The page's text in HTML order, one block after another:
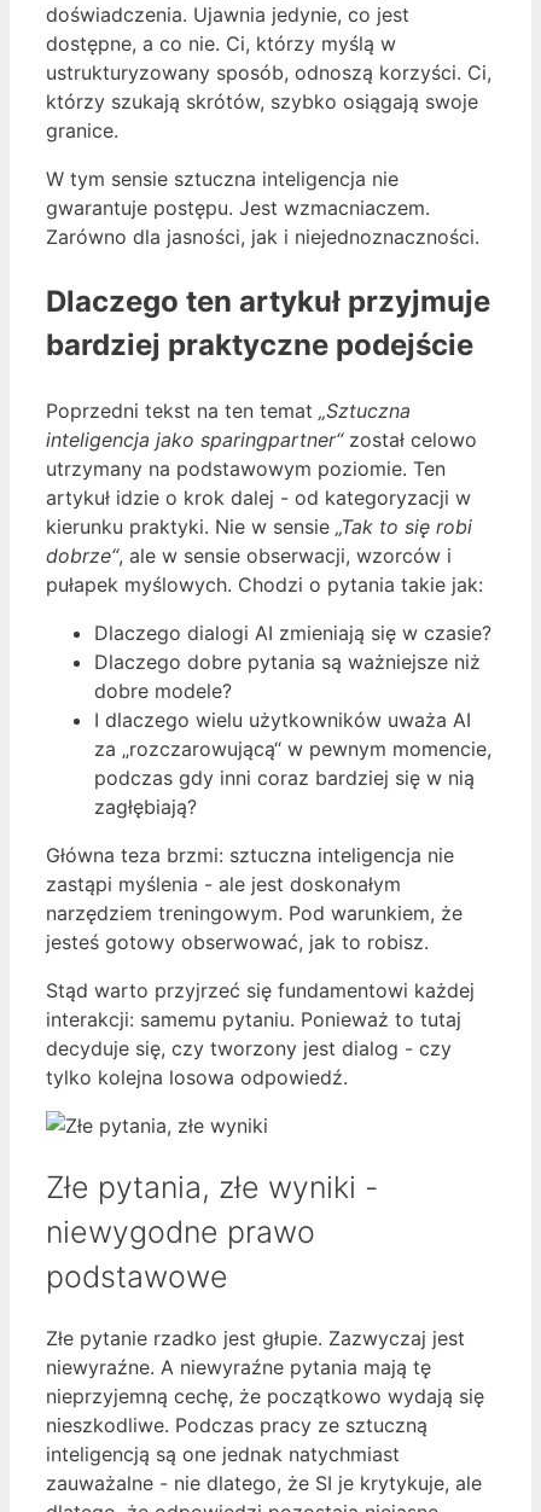
doświadczenia. Ujawnia jedynie, co jest
dostępne, a co nie. Ci, którzy myślą w
ustrukturyzowany sposób, odnoszą korzyści. Ci,
którzy szukają skrótów, szybko osiągają swoje
granice.
W tym sensie sztuczna inteligencja nie
gwarantuje postępu. Jest wzmacniaczem.
Zarówno dla jasności, jak i niejednoznaczności.
Dlaczego ten artykuł przyjmuje
bardziej praktyczne podejście
Poprzedni tekst na ten temat „Sztuczna
inteligencja jako sparingpartner“został celowo
utrzymany na podstawowym poziomie. Ten
artykuł idzie o krok dalej - od kategoryzacji w
kierunku praktyki. Nie w sensie „Tak to się robi
dobrze“, ale w sensie obserwacji, wzorców i
pułapek myślowych. Chodzi o pytania takie jak:
Dlaczego dialogi AI zmieniają się w czasie?
Dlaczego dobre pytania są ważniejsze niż
dobre modele?
I dlaczego wielu użytkowników uważa AI
za „rozczarowującą“ w pewnym momencie,
podczas gdy inni coraz bardziej się w nią
zagłębiają?
Główna teza brzmi: sztuczna inteligencja nie
zastąpi myślenia - ale jest doskonałym
narzędziem treningowym. Pod warunkiem, że
jesteś gotowy obserwować, jak to robisz.
Stąd warto przyjrzeć się fundamentowi każdej
interakcji: samemu pytaniu. Ponieważ to tutaj
decyduje się, czy tworzony jest dialog - czy
tylko kolejna losowa odpowiedź.
Złe pytania, złe wyniki -
niewygodne prawo
podstawowe
Złe pytanie rzadko jest głupie. Zazwyczaj jest
niewyraźne. A niewyraźne pytania mają tę
nieprzyjemną cechę, że początkowo wydają się
nieszkodliwe. Podczas pracy ze sztuczną
inteligencją są one jednak natychmiast
zauważalne - nie dlatego, że SI je krytykuje, ale